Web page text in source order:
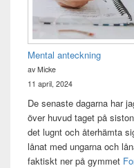
Mental anteckning
av Micke
11 april, 2024
De senaste dagarna har
över huvud taget på
det lugnt och återhämta
lånat med ungarna och
faktiskt ner på gymmet